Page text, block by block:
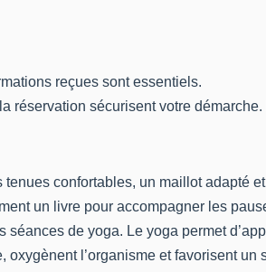
reçues sont essentiels.
sécurisent votre
confortables, un maillot adapté
un livre pour accompagner les
de yoga. Le yoga permet
l’organisme et favorisent un